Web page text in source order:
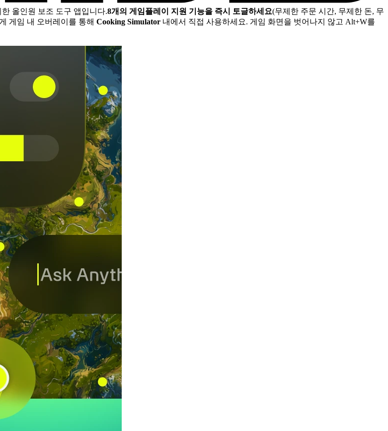
한 올인원 보조 도구 앱입니다.8개의 게임플레이 지원 기능을 즉시 토글하세요(무제한 주문 시간, 무제한 돈, 무
게임 내 오버레이를 통해 Cooking Simulator 내에서 직접 사용하세요. 게임 화면을 벗어나지 않고 Alt+W를